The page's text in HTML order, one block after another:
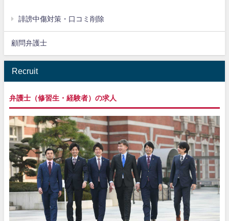
誹謗中傷対策・口コミ削除
顧問弁護士
Recruit
弁護士（修習生・経験者）の求人